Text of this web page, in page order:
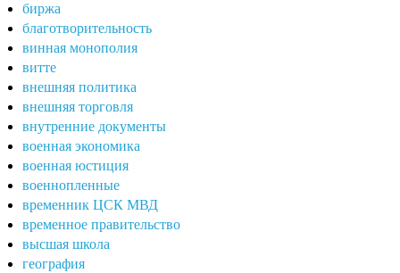
биржа
благотворительность
винная монополия
витте
внешняя политика
внешняя торговля
внутренние документы
военная экономика
военная юстиция
военнопленные
временник ЦСК МВД
временное правительство
высшая школа
география